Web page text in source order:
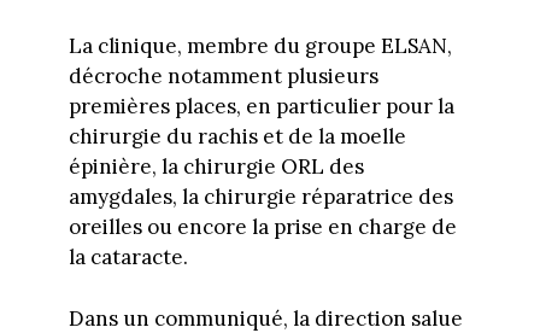
La clinique, membre du groupe ELSAN,
décroche notamment plusieurs
premières places, en particulier pour la
chirurgie du rachis et de la moelle
épinière, la chirurgie ORL des
amygdales, la chirurgie réparatrice des
oreilles ou encore la prise en charge de
la cataracte.
Dans un communiqué, la direction salue